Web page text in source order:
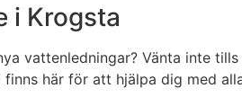
i Krogsta
vattenledningar? Vänta inte
här för att hjälpa dig med